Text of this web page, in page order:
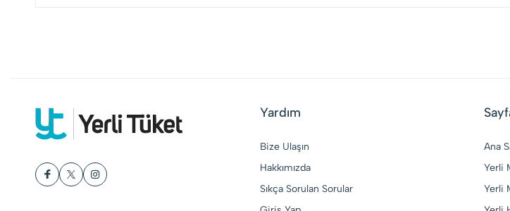
Yardım
Bize Ulaşın
Hakkımızda
Sıkça Sorulan Sorular
Ana
Yerli
Yerli